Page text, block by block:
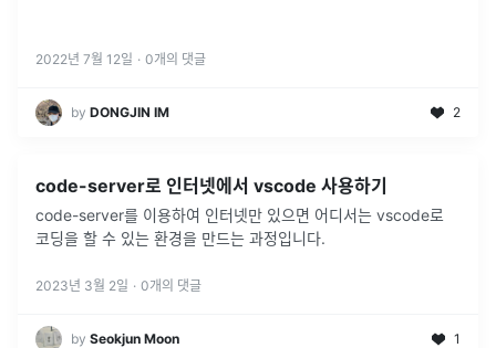
2022년 7월 12일 · 0개의 댓글
by DONGJIN IM 2
code-server로 인터넷에서 vscode 사용하기
code-server를 이용하여 인터넷만 있으면 어디서는 vscode로
코딩을 할 수 있는 환경을 만드는 과정입니다.
2023년 3월 2일 · 0개의 댓글
by Seokjun Moon 1